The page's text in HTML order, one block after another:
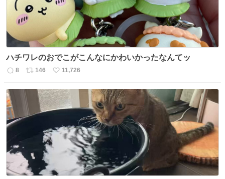
ハチワレのおでこがこんなにかわいかったなんてッ
返
数
8
リ
ス
ト
数
146
い
ね
数
11,726